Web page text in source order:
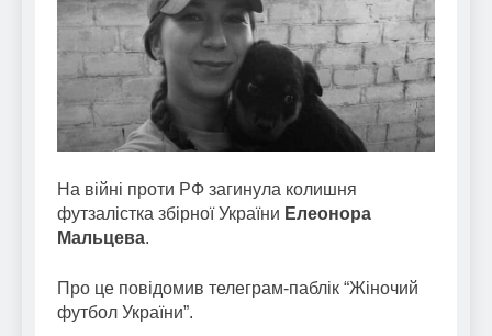
На війні проти РФ загинула колишня
футзалістка збірної України Елеонора
Мальцева.
Про це повідомив телеграм-паблік “Жіночий
футбол України”.